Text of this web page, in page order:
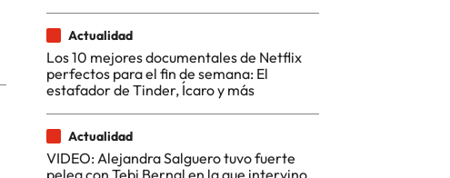
Actualidad
Los 10 mejores documentales de Netflix
perfectos para el fin de semana: El
estafador de Tinder, Ícaro y más
Actualidad
VIDEO: Alejandra Salguero tuvo fuerte